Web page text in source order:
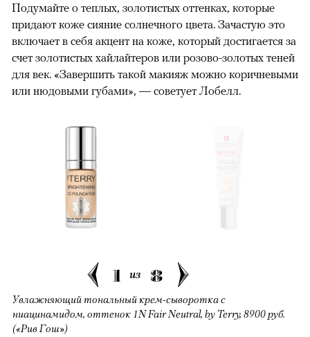
Подумайте о теплых, золотистых оттенках, которые
придают коже сияние солнечного цвета. Зачастую это
включает в себя акцент на коже, который достигается за
счет золотистых хайлайтеров или розово-золотых теней
для век. «Завершить такой макияж можно коричневыми
или нюдовыми губами», — советует Лобелл.
1 из 8
Увлажняющий тональный крем-сыворотка с
ниацинамидом, оттенок 1N Fair Neutral, by Terry, 8900 руб.
(«Рив Гош»)